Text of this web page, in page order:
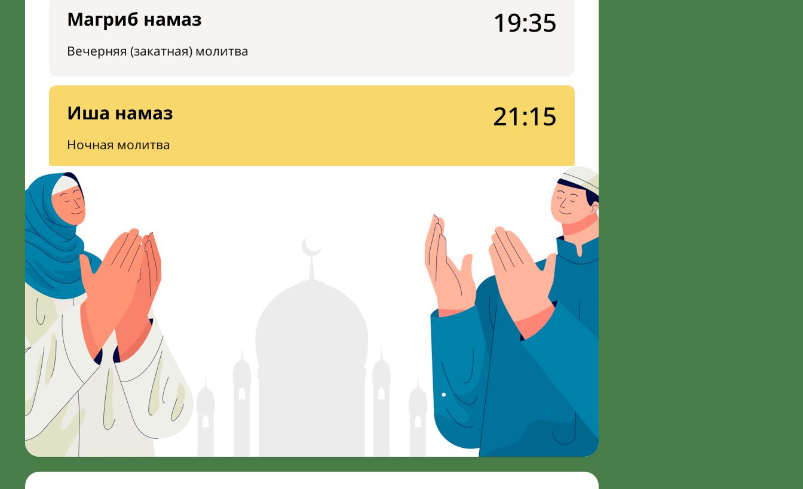
Магриб намаз
Вечерняя (закатная) молитва
19:35
Иша намаз
Ночная молитва
21:15